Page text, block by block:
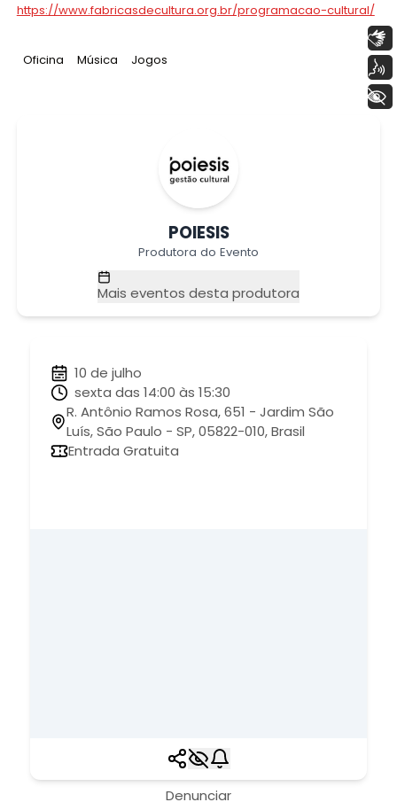
https://www.fabricasdecultura.org.br/programacao-cultural/
Tag:
Oficina Tag:
Música Tag:
Jogos
POIESIS
Produtora do Evento
Mais eventos desta produtora
10 de julho
sexta das 14:00 às 15:30
R. Antônio Ramos Rosa, 651 - Jardim São
Luís, São Paulo - SP, 05822-010, Brasil
Entrada Gratuita
Denunciar